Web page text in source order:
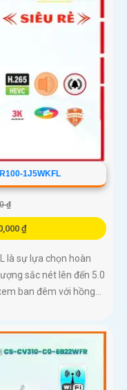
1J5WKFL
₫
₫
là sự lựa chọn hoàn
sắc nét lên đến 5.0
ban đêm với hồng...